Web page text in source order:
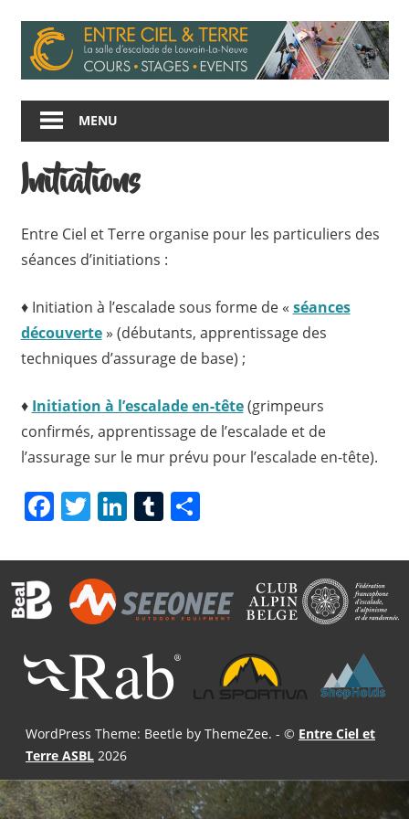
content
Ciel
MENU
Initiations
Entre Ciel et Terre organise pour les particuliers des
séances d’initiations :
♦ Initiation à l’escalade sous forme de « séances
découverte» (débutants, apprentissage des
techniques d’assurage de base) ;
♦ Initiation à l’escalade en-tête(grimpeurs
confirmés, apprentissage de l’escalade et de
l’assurage sur le mur prévu pour l’escalade en-tête).
Facebook
Twitter
LinkedIn
Tumblr
Share
WordPress Theme: Beetle by ThemeZee. - © Entre Ciel et
Terre ASBL 2026